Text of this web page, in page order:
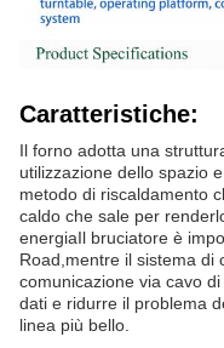
Caratteristiche:
Il forno adotta una
utilizzazione dello spazio
metodo di riscaldamento
caldo che sale per
energiaIl bruciatore è
Road,mentre il sistema di
comunicazione via cavo
dati e ridurre il problema
linea più bello.